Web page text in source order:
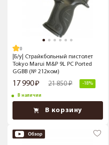
|Б/у| Страйкбольный пистолет
Tokyo Marui M&P 9L PC Ported
GGBB (№ 212ком)
17 990 21 850 -18%
В наличии
В корзину